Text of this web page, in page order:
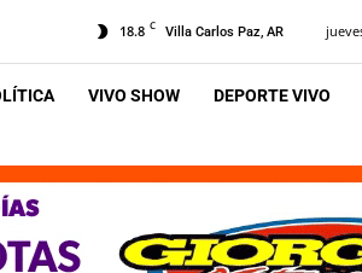
18.8 C Villa Carlos Paz, AR
VIVO SHOW DEPORTE VIVO